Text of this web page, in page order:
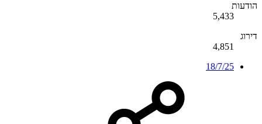
הודעות
5,433
דירוג
4,851
18/7/25